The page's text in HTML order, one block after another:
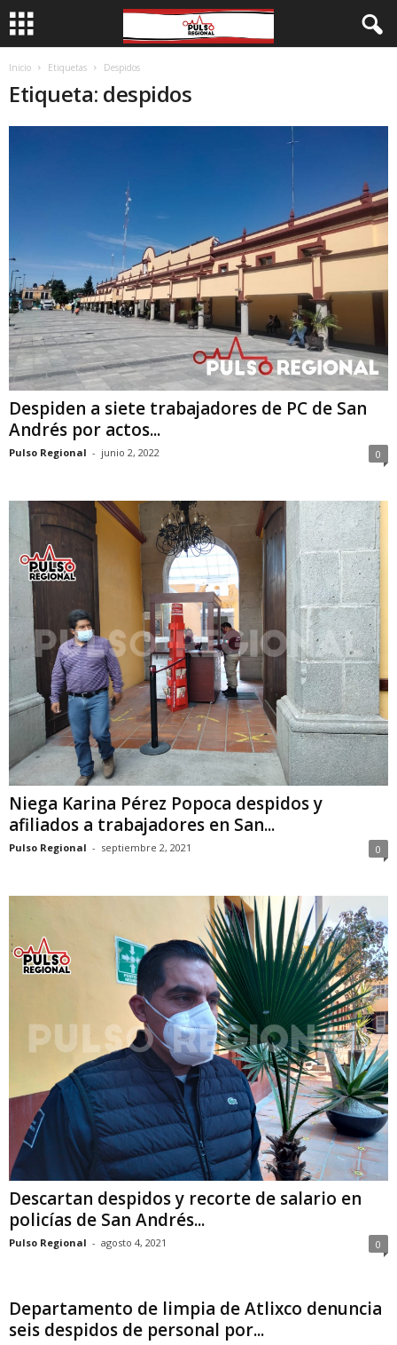
Inicio Etiquetas Despidos
Etiqueta: despidos
Despiden a siete trabajadores de PC de San
Andrés por actos...
Pulso Regional - junio 2, 2022 0
Niega Karina Pérez Popoca despidos y
afiliados a trabajadores en San...
Pulso Regional - septiembre 2, 2021 0
Descartan despidos y recorte de salario en
policías de San Andrés...
Pulso Regional - agosto 4, 2021 0
Departamento de limpia de Atlixco denuncia
seis despidos de personal por...